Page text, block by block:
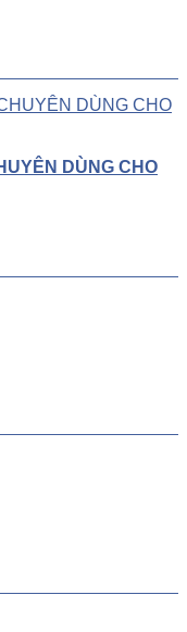
DÙNG CHO